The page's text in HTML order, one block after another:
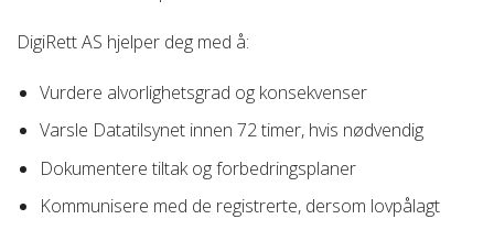
DigiRett AS hjelper deg med å:
Vurdere alvorlighetsgrad og konsekvenser
Varsle Datatilsynet innen 72 timer, hvis nødvendig
Dokumentere tiltak og forbedringsplaner
Kommunisere med de registrerte, dersom lovpålagt